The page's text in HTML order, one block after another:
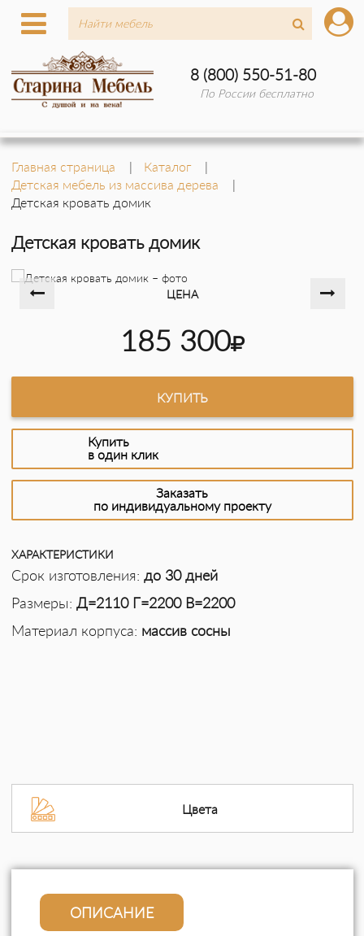
8 (800) 550-51-80
По России бесплатно
Главная страница
Каталог
Детская мебель из массива дерева
Детская кровать домик
Детская кровать домик
ЦЕНА
185 300
КУПИТЬ
Купить
в один клик
Заказать
по индивидуальному проекту
ХАРАКТЕРИСТИКИ
Срок изготовления: до 30 дней
Размеры: Д=2110 Г=2200 В=2200
Материал корпуса: массив сосны
Цвета
ОПИСАНИЕ